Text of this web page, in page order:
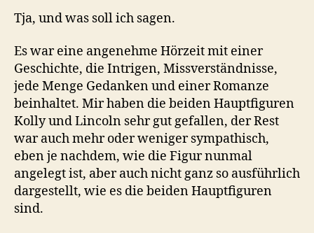
Tja, und was soll ich sagen.
Es war eine angenehme Hörzeit mit einer
Geschichte, die Intrigen, Missverständnisse,
jede Menge Gedanken und einer Romanze
beinhaltet. Mir haben die beiden Hauptfiguren
Kolly und Lincoln sehr gut gefallen, der Rest
war auch mehr oder weniger sympathisch,
eben je nachdem, wie die Figur nunmal
angelegt ist, aber auch nicht ganz so ausführlich
dargestellt, wie es die beiden Hauptfiguren
sind.